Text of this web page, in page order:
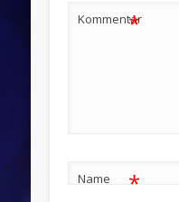
Kommentar
*
Name *